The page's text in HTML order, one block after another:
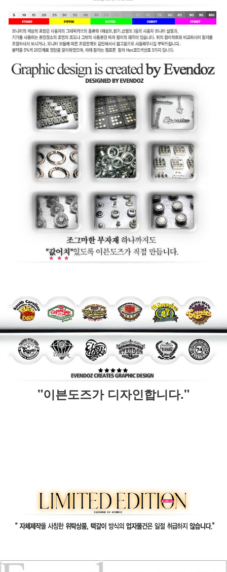
"이븐도즈가 디자인합니다."